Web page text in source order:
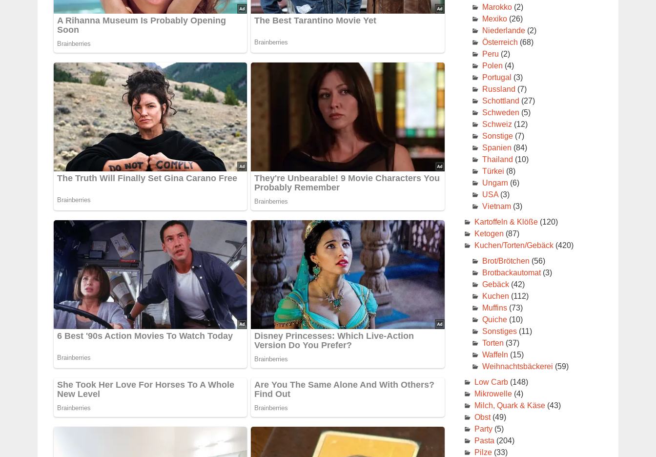
Pin Mich!
Rezept von Susann, Vielen Dank
5/5 (7 Bewertungen)
Marokko(2)
Mexiko(26)
Niederlande(2)
Österreich (68)
Peru (2)
Polen (4)
Portugal (3)
Russland (7)
Schottland (27)
Schweden (5)
Schweiz (12)
Sonstige(7)
Spanien (84)
Thailand (10)
Türkei (8)
Ungarn (6)
USA(3)
Vietnam(3)
Kartoffeln & Klöße(120)
Ketogen (87)
Kuchen/Torten/Gebäck(420)
Brot/Brötchen (56)
Brotbackautomat(3)
Gebäck(42)
Kuchen (112)
Muffins(73)
Quiche(10)
Sonstiges(11)
Torten (37)
Waffeln (15)
Weihnachtsbäckerei (59)
Low Carb(148)
Mikrowelle(4)
Milch, Quark & Käse(43)
Obst(49)
Party(5)
Pasta (204)
Pilze(33)